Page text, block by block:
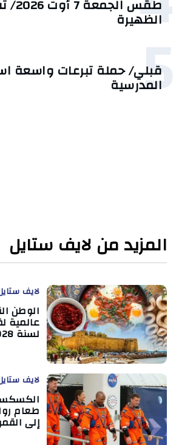
طقس
الظهيرة
5
قبلي/ حملة تبرعات واسعة
المدرسية
المزيد من لايف ستايل
لايف
الوطن
عالمية
لسنة 2028
لايف
طعام
إلى